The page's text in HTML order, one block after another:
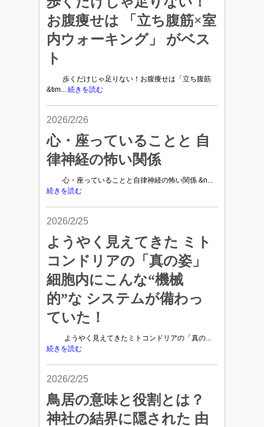
お腹痩せは 「立ち腹筋×室
内ウォーキング」 がベス
ト
歩くだけじゃ足りない！お腹痩せは「立ち腹筋
&tim... 続きを読む
2026/2/26
心・座っていることと 自
律神経の怖い関係
心・座っていることと自律神経の怖い関係 &n...
続きを読む
2026/2/25
ようやく見えてきた ミト
コンドリアの「真の姿」
細胞内にこんな“機械
的”な システムが備わっ
ていた！
ようやく見えてきたミトコンドリアの「真の...
続きを読む
2026/2/25
鳥居の意味と役割とは？
神社の結界に隠された 由